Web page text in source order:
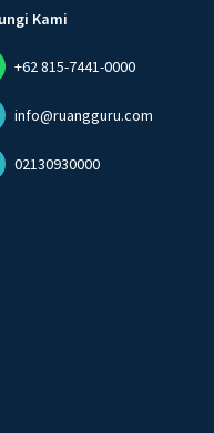
Kami
+62 815-7441-0000
info@ruangguru.com
02130930000